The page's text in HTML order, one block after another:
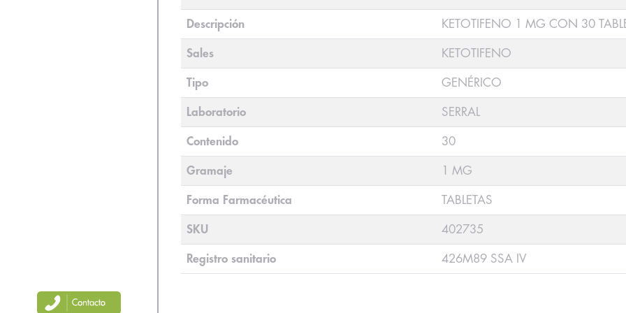
Descripción KETOTIFENO 1 MG CON 30
Sales KETOTIFENO
Tipo GENÉRICO
Laboratorio SERRAL
Contenido 30
Gramaje 1 MG
Forma Farmacéutica TABLETAS
SKU 402735
Registro sanitario 426M89 SSA IV